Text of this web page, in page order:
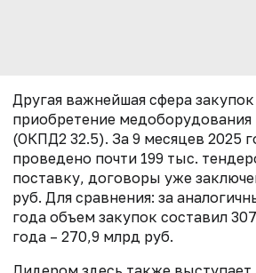
Другая важнейшая сфера
приобретение медоборудования
(ОКПД2 32.5). За 9 месяцев 2025
проведено почти 199 тыс.
поставку, договоры уже
руб. Для сравнения: за
года объем закупок составил
года – 270,9 млрд руб.